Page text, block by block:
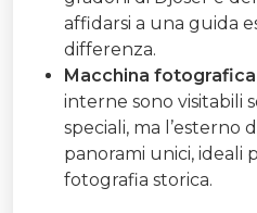
affidarsi a una guida
differenza.
Macchina
interne sono visitabili
speciali, ma l’esterno
panorami unici, ideali
fotografia storica.